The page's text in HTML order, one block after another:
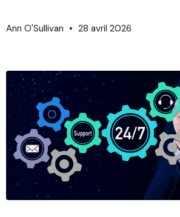
Ann O'Sullivan 28 avril 2026